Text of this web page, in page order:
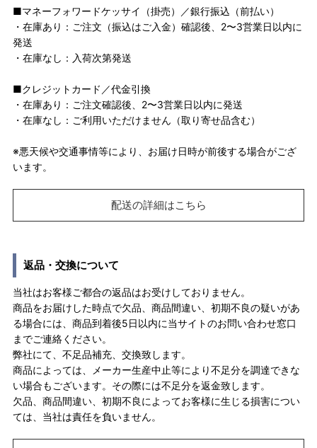
■マネーフォワードケッサイ（掛売）／銀行振込（前払い）
・在庫あり：ご注文（振込はご入金）確認後、2〜3営業日以内に
発送
・在庫なし：入荷次第発送
■クレジットカード／代金引換
・在庫あり：ご注文確認後、2〜3営業日以内に発送
・在庫なし：ご利用いただけません（取り寄せ品含む）
※悪天候や交通事情等により、お届け日時が前後する場合がござ
います。
配送の詳細はこちら
返品・交換について
当社はお客様ご都合の返品はお受けしておりません。
商品をお届けした時点で欠品、商品間違い、初期不良の疑いがあ
る場合には、商品到着後5日以内に当サイトのお問い合わせ窓口
までご連絡ください。
弊社にて、不足品補充、交換致します。
商品によっては、メーカー生産中止等により不足分を調達できな
い場合もございます。その際には不足分を返金致します。
欠品、商品間違い、初期不良によってお客様に生じる損害につい
ては、当社は責任を負いません。